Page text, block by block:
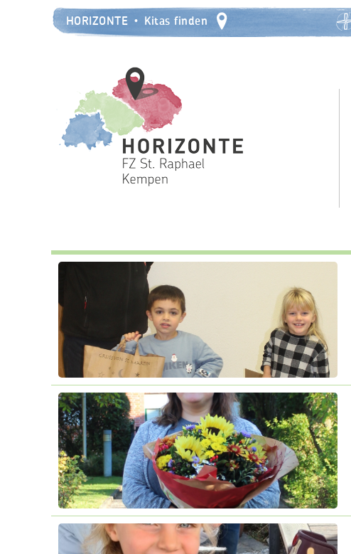
HORIZONTE Kitas finden